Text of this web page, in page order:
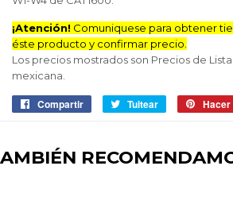
¡Atención! Comuniquese para obtener
éste producto y confirmar precio.
Los precios mostrados son Precios de
mexicana.
Compartir
CompartirTuitear
Tuitear Hacer